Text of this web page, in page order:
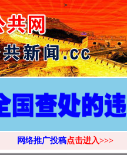
>
网络推广投稿点击进入>>>